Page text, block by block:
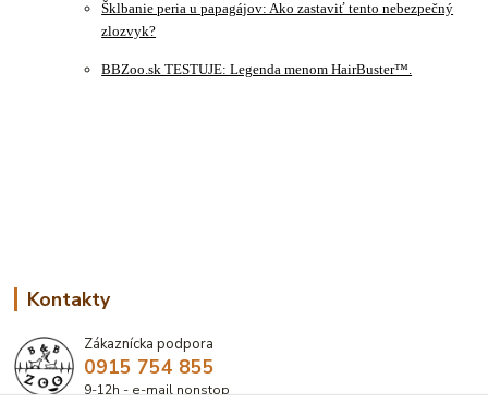
Šklbanie peria u papagájov: Ako zastaviť tento nebezpečný
zlozvyk?
BBZoo.sk TESTUJE: Legenda menom HairBuster™.
Kontakty
Zákaznícka podpora
0915 754 855
9-12h - e-mail nonstop